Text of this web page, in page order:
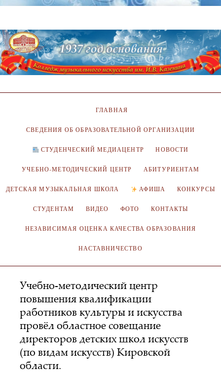
ГЛАВНАЯ
СВЕДЕНИЯ ОБ ОБРАЗОВАТЕЛЬНОЙ ОРГАНИЗАЦИИ
СТУДЕНЧЕСКИЙ МЕДИАЦЕНТР НОВОСТИ
УЧЕБНО-МЕТОДИЧЕСКИЙ ЦЕНТР АБИТУРИЕНТАМ
ДЕТСКАЯ МУЗЫКАЛЬНАЯ ШКОЛА АФИША КОНКУРСЫ
СТУДЕНТАМ ВИДЕО ФОТО КОНТАКТЫ
НЕЗАВИСИМАЯ ОЦЕНКА КАЧЕСТВА ОБРАЗОВАНИЯ
НАСТАВНИЧЕСТВО
Учебно-методический центр
повышения квалификации
работников культуры и искусства
провёл областное совещание
директоров детских школ искусств
(по видам искусств) Кировской
области.